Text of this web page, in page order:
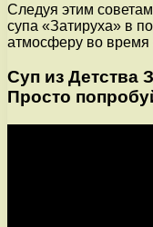
Следуя этим
супа «Затируха» в
атмосферу во время
Суп из Детства
Просто